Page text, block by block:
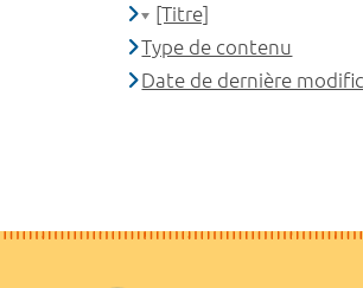
[Titre]
Type de contenu
Date de dernière